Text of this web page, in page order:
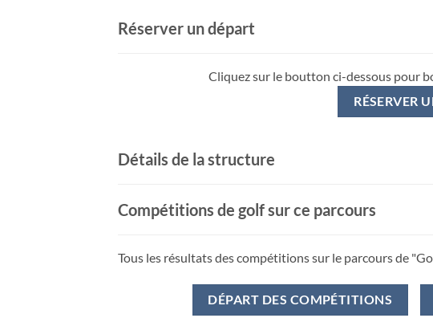
Réserver un départ
Cliquez sur le boutton ci-dessous pour
RÉSERVER
Détails de la structure
Compétitions de golf sur ce parcours
Tous les résultats des compétitions sur le parcours de
DÉPART DES COMPÉTITIONS